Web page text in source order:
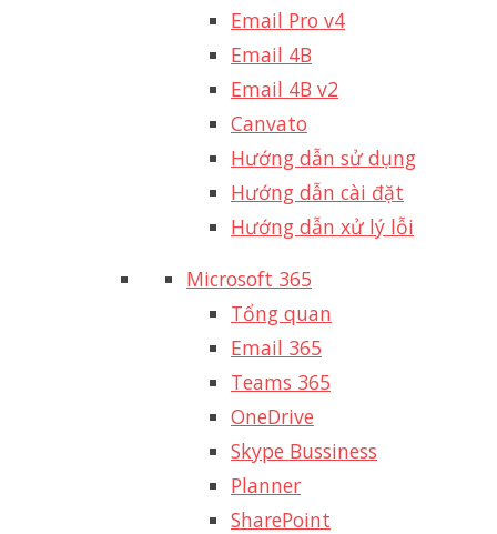
Email Pro v4
Email 4B
Email 4B v2
Canvato
Hướng dẫn sử dụng
Hướng dẫn cài đặt
Hướng dẫn xử lý lỗi
Microsoft 365
Tổng quan
Email 365
Teams 365
OneDrive
Skype Bussiness
Planner
SharePoint